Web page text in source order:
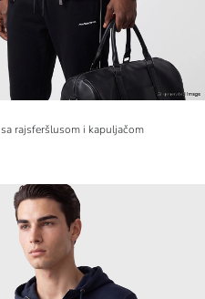
rajsferšlusom i kapuljačom